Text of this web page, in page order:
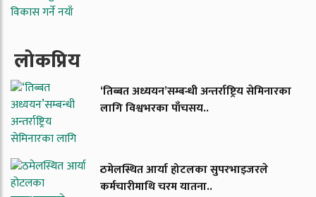
लाेकप्रिय
‘तिब्बत अध्ययन’सम्बन्धी अन्तर्राष्ट्रिय सेमिनारका
लागि विश्वभरका पाँचसय..
ठमेलस्थित आर्या होटलका सुपरभाइजरले
कर्मचारीमाथि चरम यातना..